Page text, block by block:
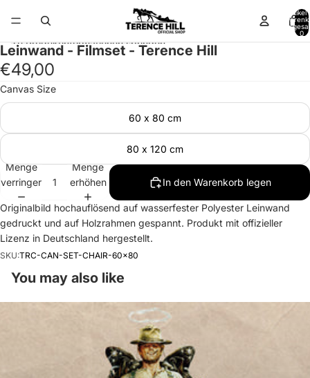
Artikel
0
Zu Produktinformationen springen
Leinwand - Filmset - Terence Hill
€49,00
Canvas Size
60 x 80 cm
80 x 120 cm
Menge
verringern
Menge
erhöhen
In den Warenkorb legen
Originalbild hochauflösend auf wasserfester Polyester Leinwand
gedruckt und auf Holzrahmen gespannt. Produkt mit offizieller
Lizenz in Deutschland hergestellt.
SKU:TRC-CAN-SET-CHAIR-60x80
You may also like